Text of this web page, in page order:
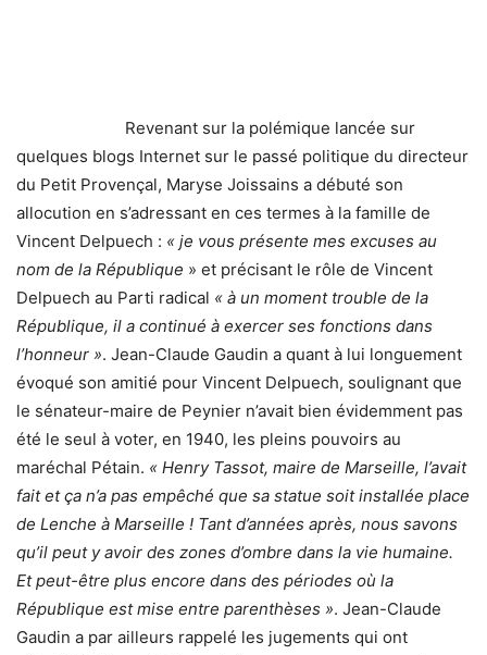
Revenant sur la polémique lancée sur
quelques blogs Internet sur le passé politique du directeur
du Petit Provençal, Maryse Joissains a débuté son
allocution en s’adressant en ces termes à la famille de
Vincent Delpuech : « je vous présente mes excuses au
nom de la République » et précisant le rôle de Vincent
Delpuech au Parti radical « à un moment trouble de la
République, il a continué à exercer ses fonctions dans
l’honneur ». Jean-Claude Gaudin a quant à lui longuement
évoqué son amitié pour Vincent Delpuech, soulignant que
le sénateur-maire de Peynier n’avait bien évidemment pas
été le seul à voter, en 1940, les pleins pouvoirs au
maréchal Pétain. « Henry Tassot, maire de Marseille, l’avait
fait et ça n’a pas empêché que sa statue soit installée place
de Lenche à Marseille ! Tant d’années après, nous savons
qu’il peut y avoir des zones d’ombre dans la vie humaine.
Et peut-être plus encore dans des périodes où la
République est mise entre parenthèses ». Jean-Claude
Gaudin a par ailleurs rappelé les jugements qui ont